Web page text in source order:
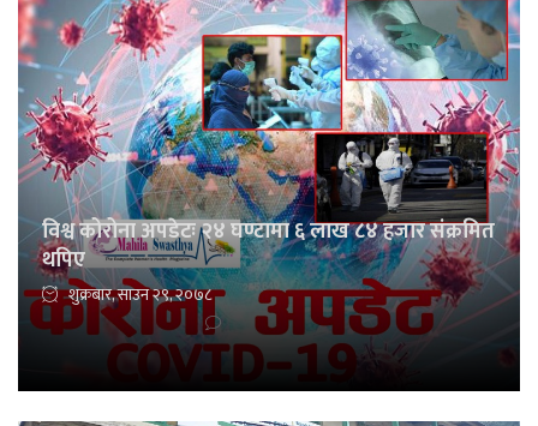
विश्व कोरोना अपडेटः २४ घण्टामा ६ लाख ८४ हजार संक्रमित
थपिए
शुक्रबार, साउन २९, २०७८